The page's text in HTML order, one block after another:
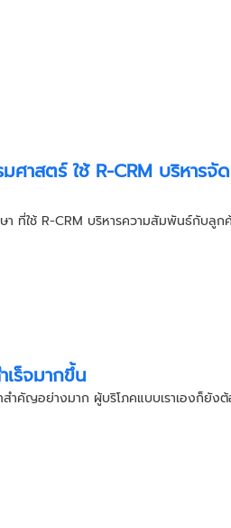
สตร์ ใช้ R-CRM บริหารจัด
ใช้ R-CRM บริหารความสัมพันธ์กับลูกค้
เร็จมากขึ้น
สำคัญอย่างมาก ผู้บริโภคแบบเราเองก็ยั